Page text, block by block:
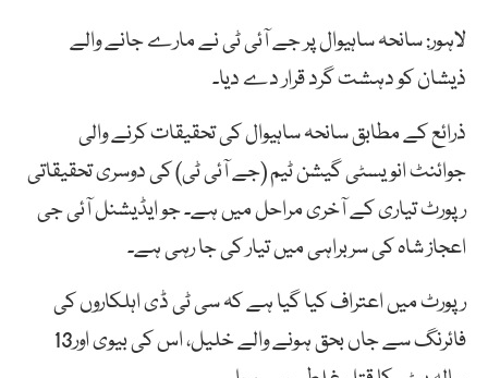
لاہور: سانحہ ساہیوال پر جے آئی ٹی نے مارے جانے والے
ذیشان کو دہشت گرد قرار دے دیا۔
ذرائع کے مطابق سانحہ ساہیوال کی تحقیقات کرنے والی
جوائنٹ انویسٹی گیشن ٹیم (جے آئی ٹی) کی دوسری تحقیقاتی
رپورٹ تیاری کے آخری مراحل میں ہے۔ جو ایڈیشنل آئی جی
اعجاز شاہ کی سربراہی میں تیار کی جا رہی ہے۔
رپورٹ میں اعتراف کیا گیا ہے کہ سی ٹی ڈی اہلکاروں کی
فائرنگ سے جاں بحق ہونے والے خلیل، اس کی بیوی اور13